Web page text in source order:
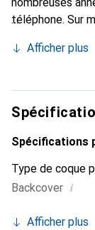
téléphone. Sur
chic et
marque Noreve
exigeante.
Afficher plus
Spécifications
Type de coque
Backcover i
Afficher plus